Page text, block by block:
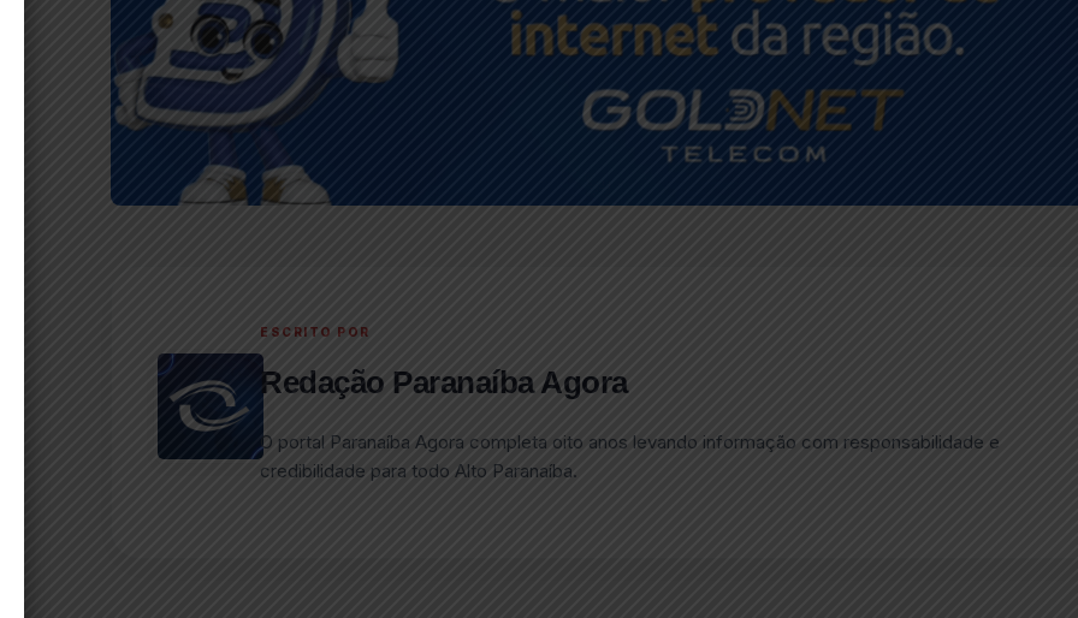
ESCRITO POR
Redação Paranaíba Agora
O portal Paranaíba Agora completa oito anos levando informação com responsabilidade e
credibilidade para todo Alto Paranaíba.